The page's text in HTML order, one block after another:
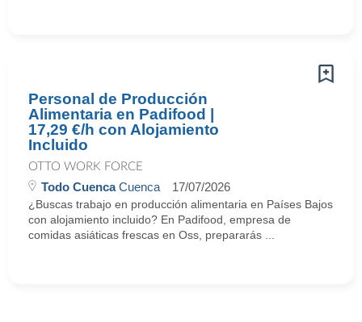
Personal de Producción
Alimentaria en Padifood |
17,29 €/h con Alojamiento
Incluido
OTTO WORK FORCE
Todo CuencaCuenca 17/07/2026
¿Buscas trabajo en producción alimentaria en Países Bajos
con alojamiento incluido? En Padifood, empresa de
comidas asiáticas frescas en Oss, prepararás ...